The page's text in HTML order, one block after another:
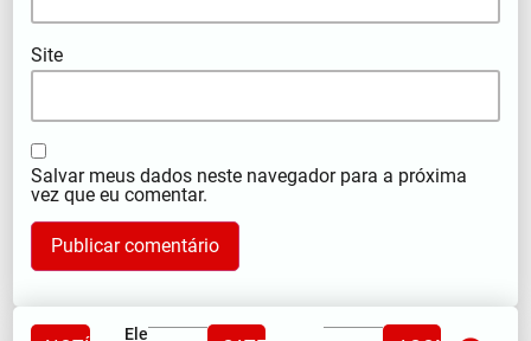
Site
Salvar meus dados neste navegador para a próxima
vez que eu comentar.
Eleições